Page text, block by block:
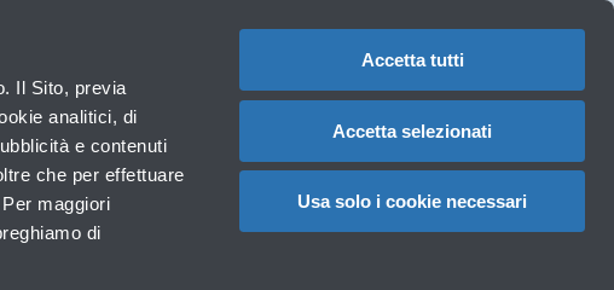
Il Sito, previa
analitici, di
e contenuti
che per effettuare
maggiori
di
Accetta tutti
Accetta selezionati
Usa solo i cookie necessari
CAMBIA
e servizi
Necessità particolari
Accessibilità, Famiglie, Animali Carrello